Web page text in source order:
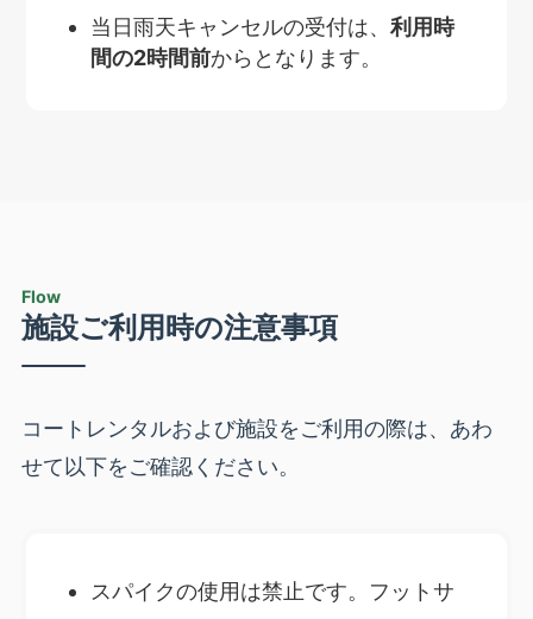
当日雨天キャンセルの受付は、 利用時
間の2時間前からとなります。
Flow
施設ご利用時の注意事項
コートレンタルおよび施設をご利用の際は、あわ
せて以下をご確認ください。
スパイクの使用は禁止です。フットサ